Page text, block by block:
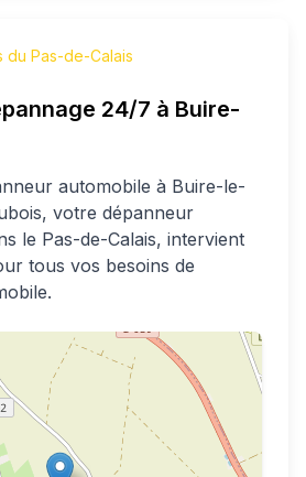
du Pas-de-Calais
24/7 à Buire-
automobile à Buire-le-
, votre dépanneur
le Pas-de-Calais, intervient
tous vos besoins de